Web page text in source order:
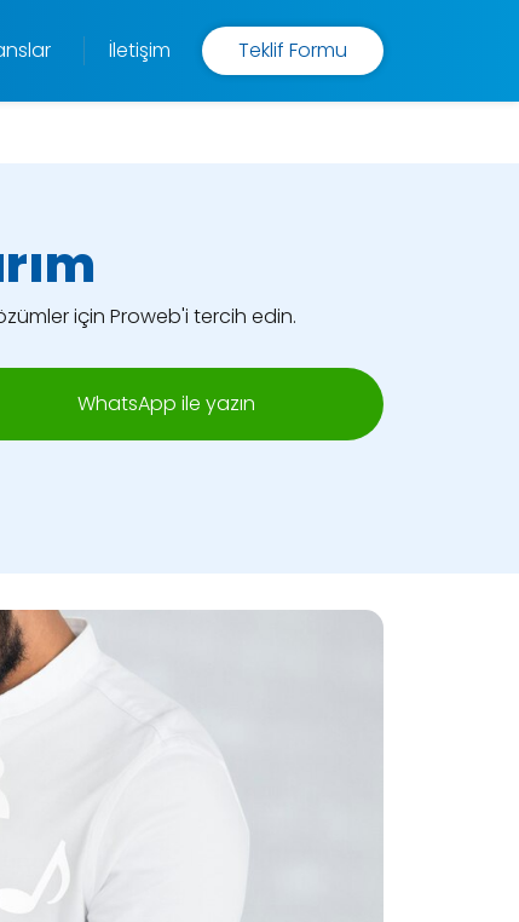
İletişim Teklif Formu
için Proweb'i tercih edin.
WhatsApp ile yazın